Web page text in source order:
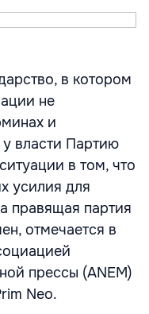
в котором
не
и
власти Партию
в том, что
усилия для
правящая партия
отмечается в
прессы (ANEM)
Neo.